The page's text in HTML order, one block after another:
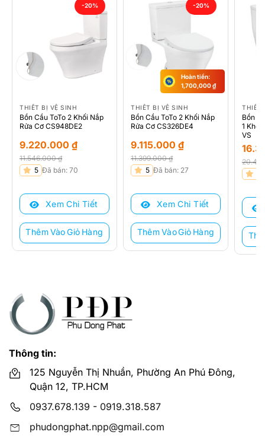
-20%
THIẾT BỊ VỆ SINH
Bồn Cầu ToTo 2 Khối Nắp
Rửa Cơ CS948DE2
11.546.000₫
Giá
là:
11.546.000 ₫.
9.220.000 ₫
Giá
tại
9.220.000 ₫.
5 Đã bán: 70
Xem Chi Tiết
Thêm Vào Giỏ Hàng
-20%
Hoàn tiền:
1,700,000₫
THIẾT BỊ VỆ SINH
Bồn Cầu ToTo 2 Khối Nắp
Rửa Cơ CS326DE4
11.399.000₫
Giá
là:
11.399.000 ₫.
9.115.000₫
Giá
tại
9.115.000 ₫.
5 Đã bán: 27
Xem Chi Tiết
Thêm Vào Giỏ Hàng
THIẾT
Bồn
1 Khối
VS
Giá
là:
Giá
tại
Thông tin:
125 Nguyễn Thị Nhuần, Phường An Phú Đông,
Quận 12, TP.HCM
0937.678.139 - 0919.318.587
phudongphat.npp@gmail.com